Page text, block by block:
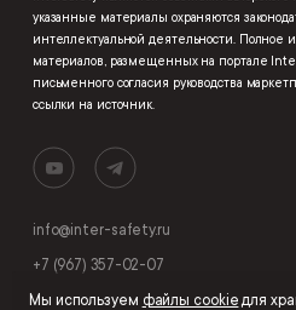
указанные материалы охраняются
интеллектуальной деятельности. Полное
материалов, размещенных на портале
письменного согласия руководства
ссылки на источник.
info@inter-safety.ru
+7 (967) 357-02-07
Мы используем файлы cookieдля